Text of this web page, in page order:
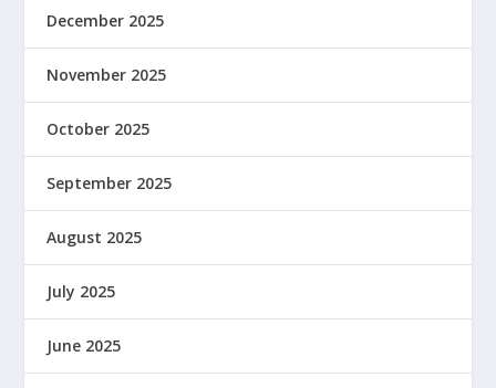
December 2025
November 2025
October 2025
September 2025
August 2025
July 2025
June 2025